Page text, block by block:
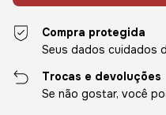
Compra protegida
Seus dados cuidados
Trocas e devoluções
Se não gostar, você